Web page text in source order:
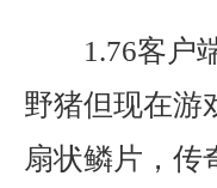
1.76客户
野猪但现在游
扇状鳞片，传